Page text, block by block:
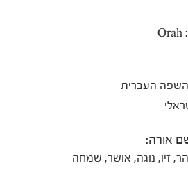
השפה העברית
אורה:
זיו, נוגה, אושר, שמחה